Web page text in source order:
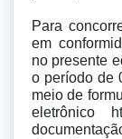
Para
em
no presente
o período de
meio de
eletrônico